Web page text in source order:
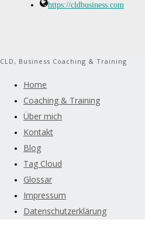
https://cldbusiness.com
CLD, Business Coaching & Training
Home
Coaching & Training
Über mich
Kontakt
Blog
Tag Cloud
Glossar
Impressum
Datenschutzerklärung